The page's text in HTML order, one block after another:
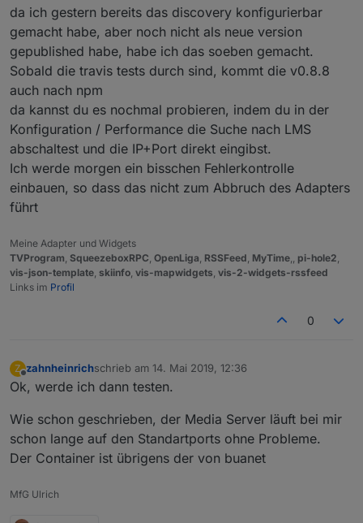
da ich gestern bereits das discovery konfigurierbar
gemacht habe, aber noch nicht als neue version
gepublished habe, habe ich das soeben gemacht.
Sobald die travis tests durch sind, kommt die v0.8.8
auch nach npm
da kannst du es nochmal probieren, indem du in der
Konfiguration / Performance die Suche nach LMS
abschaltest und die IP+Port direkt eingibst.
Ich werde morgen ein bisschen Fehlerkontrolle
einbauen, so dass das nicht zum Abbruch des Adapters
führt
Meine Adapter und Widgets
TVProgram SqueezeboxRPC OpenLiga RSSFeed MyTime pi-hole2
vis-json-template skiinfo vis-mapwidgets vis-2-widgets-rssfeed
Links im Profil
0
Z zahnheinrichschrieb am 14. Mai 2019, 12:36
zuletzt editiert von
Ok, werde ich dann testen.
Wie schon geschrieben, der Media Server läuft bei mir
schon lange auf den Standartports ohne Probleme.
Der Container ist übrigens der von buanet
MfG Ulrich